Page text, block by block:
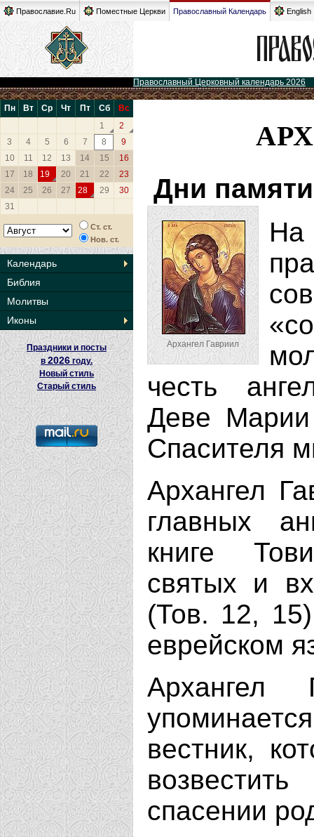
Православие.Ru Поместные Церкви Православный Календарь English
Православный Церковный календарь 2026
Пн Вт Ср Чт Пт Сб
Вс
1
2
3
4 5 6 7 8
9
10
11 12 13 14 15
16
17
18 19 20 21 22
23
24
25 26 27 28 29
30
31
Ст. ст.
Нов. ст.
Календарь
Библия
Молитвы
Иконы
Праздники и посты
в 2026 году.
Новый стиль
Старый стиль
Дни
Архангел Гавриил
честь
Деве
Спасителя
Архангел
главных
книге
святых и
(Тов. 12,
еврейском
Архангел
вестник,
спасении